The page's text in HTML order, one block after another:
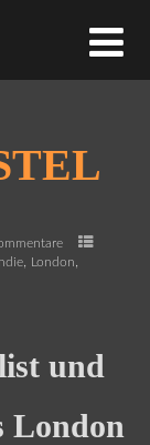
Indie, London,
und
London